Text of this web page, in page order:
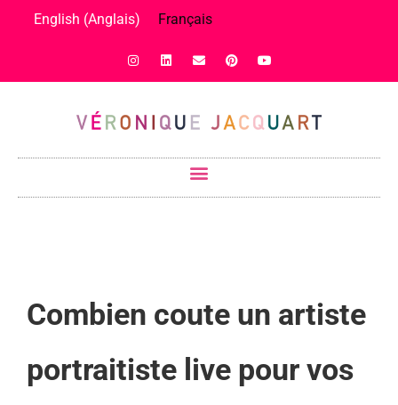
English (Anglais) Français
Combien coute un artiste
portraitiste live pour vos